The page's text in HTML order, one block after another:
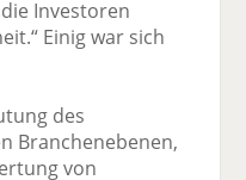
Investoren
Einig war sich
des
Branchenebenen,
von